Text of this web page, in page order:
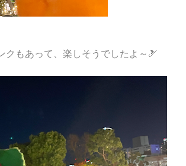
クもあって、楽しそうでしたよ～🎿